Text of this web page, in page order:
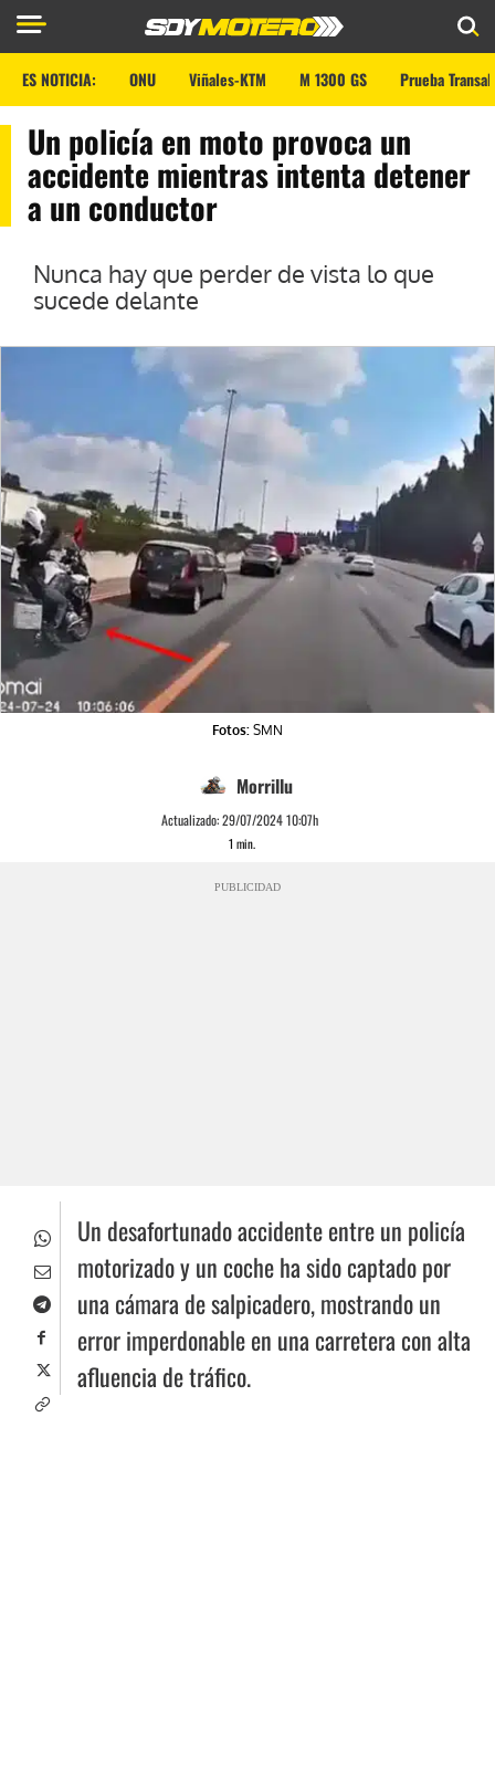
ES NOTICIA: ONU Viñales-KTM M 1300 GS Prueba
Un policía en moto provoca un
accidente mientras intenta detener
a un conductor
Nunca hay que perder de vista lo que
sucede delante
Fotos: SMN
Morrillu
Actualizado:29/07/2024 10:07h
1 min.
PUBLICIDAD
Un desafortunado accidente entre un policía
motorizado y un coche ha sido captado por
una cámara de salpicadero, mostrando un
error imperdonable en una carretera con alta
afluencia de tráfico.